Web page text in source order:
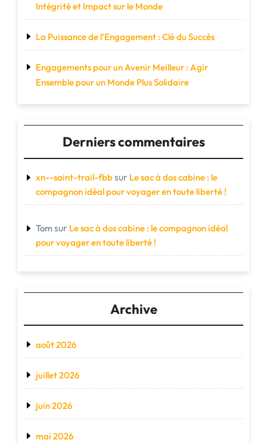
Intégrité et Impact sur le Monde
La Puissance de l’Engagement : Clé du Succès
Engagements pour un Avenir Meilleur : Agir
Ensemble pour un Monde Plus Solidaire
Derniers commentaires
xn--saint-trail-fbbsur Le sac à dos cabine : le
compagnon idéal pour voyager en toute liberté !
Tom sur Le sac à dos cabine : le compagnon idéal
pour voyager en toute liberté !
Archive
août 2026
juillet 2026
juin 2026
mai 2026